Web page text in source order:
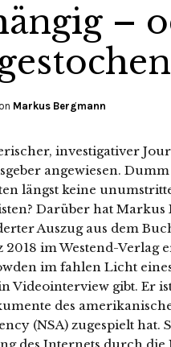
–
Markus Bergmann
investigativer
angewiesen.
längst keine
Darüber hat Markus
Auszug aus dem
2018 im Westend-Verlag
im fahlen Licht
Videointerview gibt. Er
des
(NSA) zugespielt hat.